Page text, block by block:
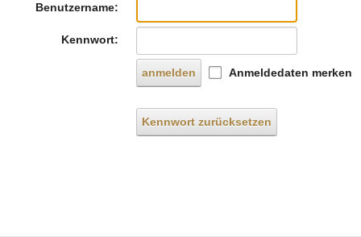
Benutzername:
Kennwort:
anmelden Anmeldedaten merken
Kennwort zurücksetzen